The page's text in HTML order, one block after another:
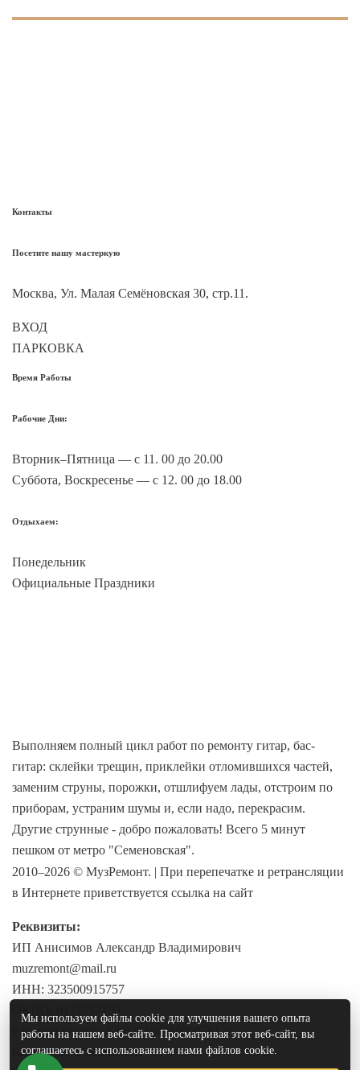
Контакты
Посетите нашу мастеркую
Москва, Ул. Малая Семёновская 30, стр.11.
ВХОД
ПАРКОВКА
Время Работы
Рабочие Дни:
Вторник–Пятница — с 11. 00 до 20.00
Суббота, Воскресенье — с 12. 00 до 18.00
Отдыхаем:
Понедельник
Официальные Праздники
Выполняем полный цикл работ по ремонту гитар, бас-
гитар: склейки трещин, приклейки отломившихся частей,
заменим струны, порожки, отшлифуем лады, отстроим по
приборам, устраним шумы и, если надо, перекрасим.
Другие струнные - добро пожаловать! Всего 5 минут
пешком от метро "Семеновская".
2010–2026 © МузРемонт. | При перепечатке и ретрансляции
в Интернете приветствуется ссылка на сайт
Реквизиты:
ИП Анисимов Александр Владимирович
muzremont@mail.ru
ИНН: 323500915757
Расчетный счет: 40802810438000076176
Банк: ПАО СБЕРБАНК
Мы используем файлы cookie для улучшения вашего опыта
работы на нашем веб-сайте. Просматривая этот веб-сайт, вы
соглашаетесь с использованием нами файлов cookie.